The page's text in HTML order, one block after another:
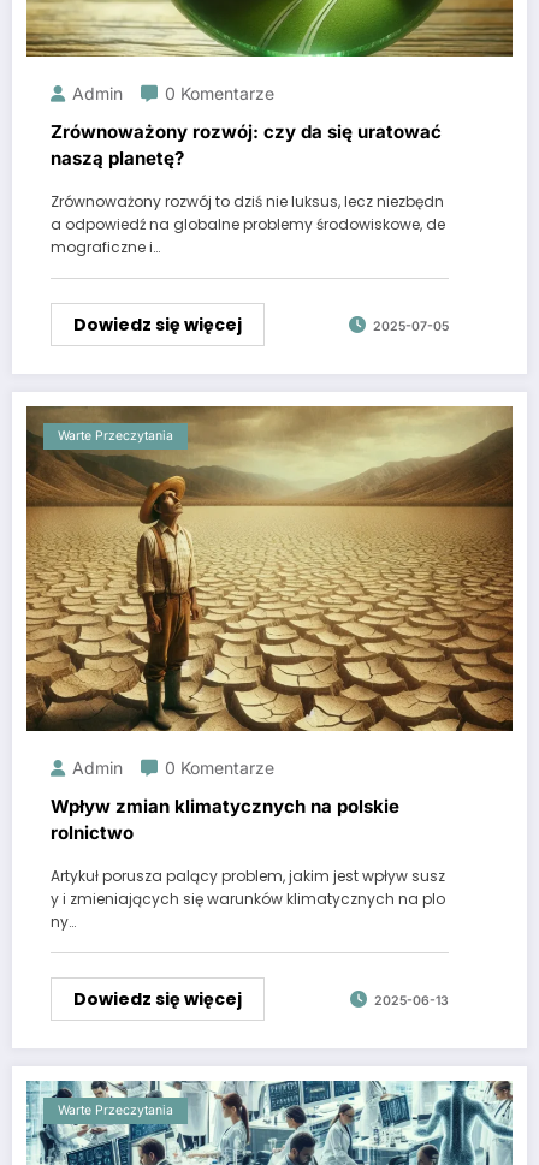
Admin 0 Komentarze
Zrównoważony rozwój: czy da się uratować
naszą planetę?
Zrównoważony rozwój to dziś nie luksus, lecz niezbędn
a odpowiedź na globalne problemy środowiskowe, de
mograficzne i…
Dowiedz się więcej 2025-07-05
Warte Przeczytania
Admin 0 Komentarze
Wpływ zmian klimatycznych na polskie
rolnictwo
Artykuł porusza palący problem, jakim jest wpływ susz
y i zmieniających się warunków klimatycznych na plo
ny…
Dowiedz się więcej 2025-06-13
Warte Przeczytania